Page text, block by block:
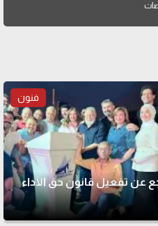
فنون
عن تفعيل قانون حق الأداء